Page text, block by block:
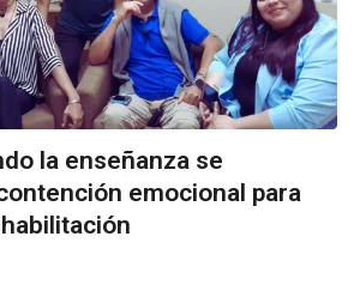
la enseñanza se
emocional para